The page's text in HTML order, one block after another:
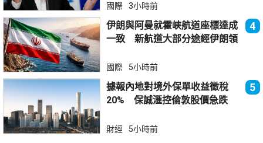
國際 3小時前
伊朗與阿曼就霍峽航道座標達成
一致 新航道大部分途經伊朗領
4
國際 5小時前
據報內地對境外保單收益徵稅
20% 保誠滙控倫敦股價急跌
5
財經 5小時前